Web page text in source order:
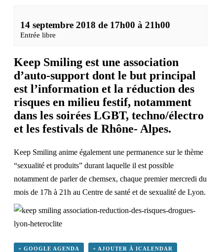
14 septembre 2018 de 17h00 à 21h00
Entrée libre
Keep Smiling est une association
d’auto-support dont le but principal
est l’information et la réduction des
risques en milieu festif, notamment
dans les soirées LGBT, techno/électro
et les festivals de Rhône- Alpes.
Keep Smiling anime également une permanence sur le thème
“sexualité et produits” durant laquelle il est possible
notamment de parler de chemsex, chaque premier mercredi du
mois de 17h à 21h au Centre de santé et de sexualité de Lyon.
+ GOOGLE AGENDA + AJOUTER À ICALENDAR